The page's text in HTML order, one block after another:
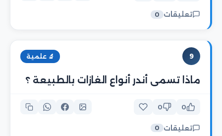
تعليقات 0
9 🔬 علمية
ماذا تسمى أندر أنواع الغازات بالطبيعة ؟
0
0
تعليقات 0